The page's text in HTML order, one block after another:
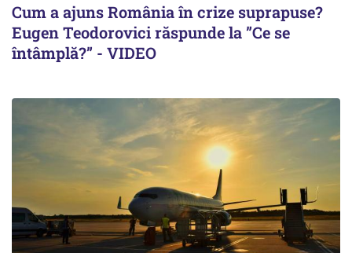
Cum a ajuns România în crize suprapuse?
Eugen Teodorovici răspunde la ”Ce se
întâmplă?” - VIDEO